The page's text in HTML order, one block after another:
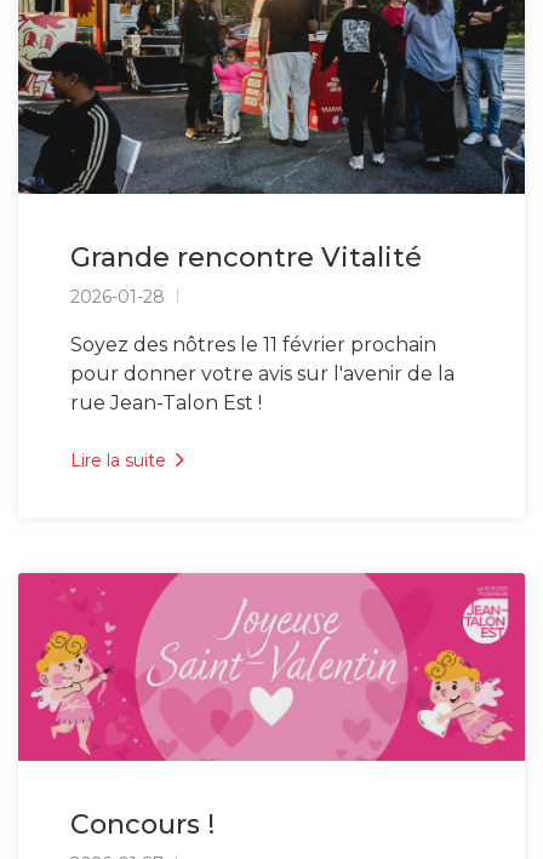
Grande rencontre Vitalité
2026-01-28
Soyez des nôtres le 11 février prochain
pour donner votre avis sur l'avenir de la
rue Jean-Talon Est !
Lire la suite
Concours !